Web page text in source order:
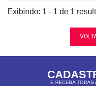
Exibindo: 1 - 1 de 1
E RECEBA TODAS